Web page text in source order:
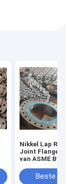
Nikkel Lap
Joint Flange
van ASME
Beste